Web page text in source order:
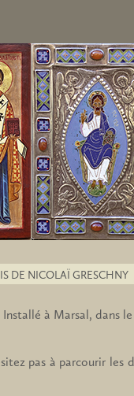
DE NICOLAÏ GRESCHNY
à Marsal, dans
pas à parcourir les